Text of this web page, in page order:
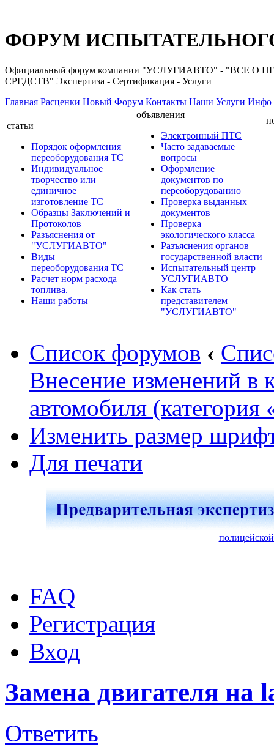
ФОРУМ
Официальный форум компании "УСЛУГИАВТО" -
СРЕДСТВ" Экспертиза - Сертификация - Услуги
Главная Расценки Новый Форум Контакты Наши Услуги Инфо
статьи
Порядок оформления
переоборудования ТС
Индивидуальное
творчество или
единичное
изготовление ТС
Образцы Заключений и
Протоколов
Разъяснения от
"УСЛУГИАВТО"
Виды
переоборудования ТС
Расчет норм расхода
топлива.
Наши работы
объявления
Электронный ПТС
Часто задаваемые
вопросы
Оформление
документов по
переоборудованию
Проверка выданных
документов
Проверка
экологического класса
Разъяснения органов
государственной власти
Испытательный центр
УСЛУГИАВТО
Как стать
представителем
"УСЛУГИАВТО"
Список форумов ‹
Внесение изменений в
автомобиля (категория
Изменить размер
Для печати
FAQ
Регистрация
Вход
Замена двигателя на
Ответить